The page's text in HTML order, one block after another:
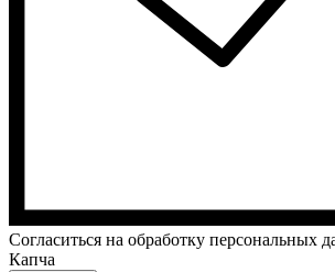
Cогласиться на обработку персональных
Капча